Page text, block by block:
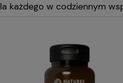
każdego w codziennym